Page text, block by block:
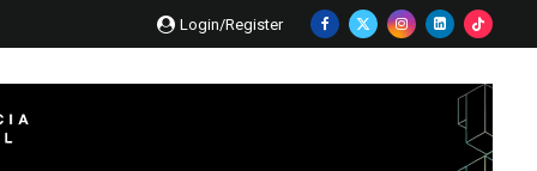
Login/Register